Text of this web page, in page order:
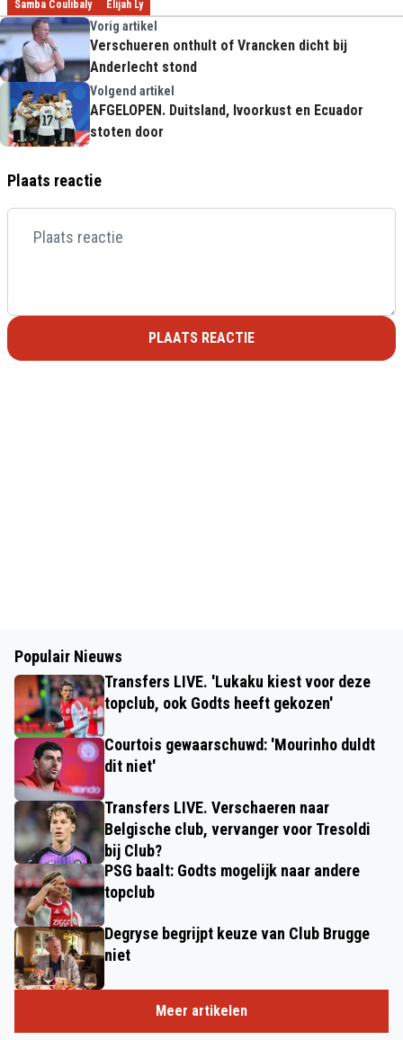
Samba Coulibaly Elijah Ly
Vorig artikel
Verschueren onthult of Vrancken dicht bij
Anderlecht stond
Volgend artikel
AFGELOPEN. Duitsland, Ivoorkust en Ecuador
stoten door
Plaats reactie
PLAATS REACTIE
Populair Nieuws
Transfers LIVE. 'Lukaku kiest voor deze
topclub, ook Godts heeft gekozen'
Courtois gewaarschuwd: 'Mourinho duldt
dit niet'
Transfers LIVE. Verschaeren naar
Belgische club, vervanger voor Tresoldi
bij Club?
PSG baalt: Godts mogelijk naar andere
topclub
Degryse begrijpt keuze van Club Brugge
niet
Meer artikelen